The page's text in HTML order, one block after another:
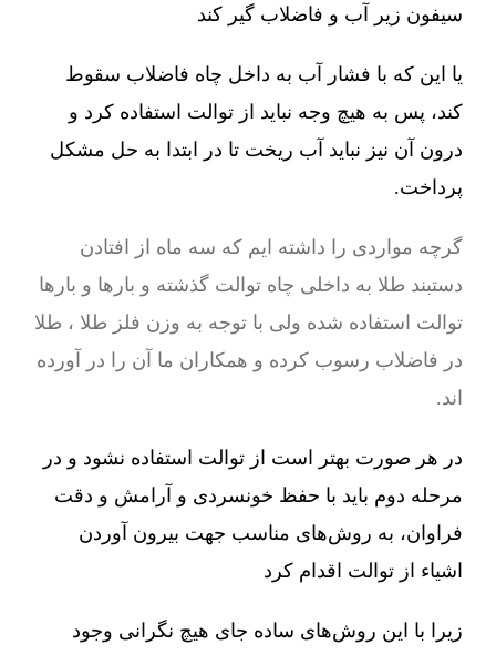
سیفون زیر آب و فاضلاب گیر کند
یا این که با فشار آب به داخل چاه فاضلاب سقوط
کند، پس به هیچ وجه نباید از توالت استفاده کرد و
درون آن نیز نباید آب ریخت تا در ابتدا به حل مشکل
پرداخت.
گرچه مواردی را داشته ایم که سه ماه از افتادن
دستبند طلا به داخلی چاه توالت گذشته و بارها و بارها
توالت استفاده شده ولی با توجه به وزن فلز طلا ، طلا
در فاضلاب رسوب کرده و همکاران ما آن را در آورده
اند.
در هر صورت بهتر است از توالت استفاده نشود و در
مرحله دوم باید با حفظ خونسردی و آرامش و دقت
فراوان، به روش‌های مناسب جهت بیرون آوردن
اشیاء از توالت اقدام کرد
زیرا با این روش‌های ساده جای هیچ نگرانی وجود